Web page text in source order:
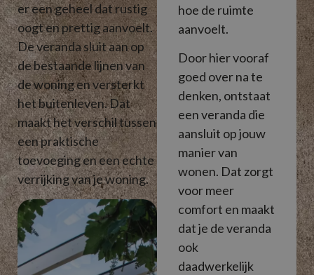
er een geheel dat rustig
oogt en prettig aanvoelt.
De veranda sluit aan op
de bestaande lijnen van
de woning en versterkt
het buitenleven. Dat
maakt het verschil tussen
een praktische
toevoeging en een echte
verrijking van je woning.
hoe de ruimte
aanvoelt.
Door hier vooraf
goed over na te
denken, ontstaat
een veranda die
aansluit op jouw
manier van
wonen. Dat zorgt
voor meer
comfort en maakt
dat je de veranda
ook
daadwerkelijk